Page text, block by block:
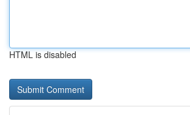
HTML is disabled